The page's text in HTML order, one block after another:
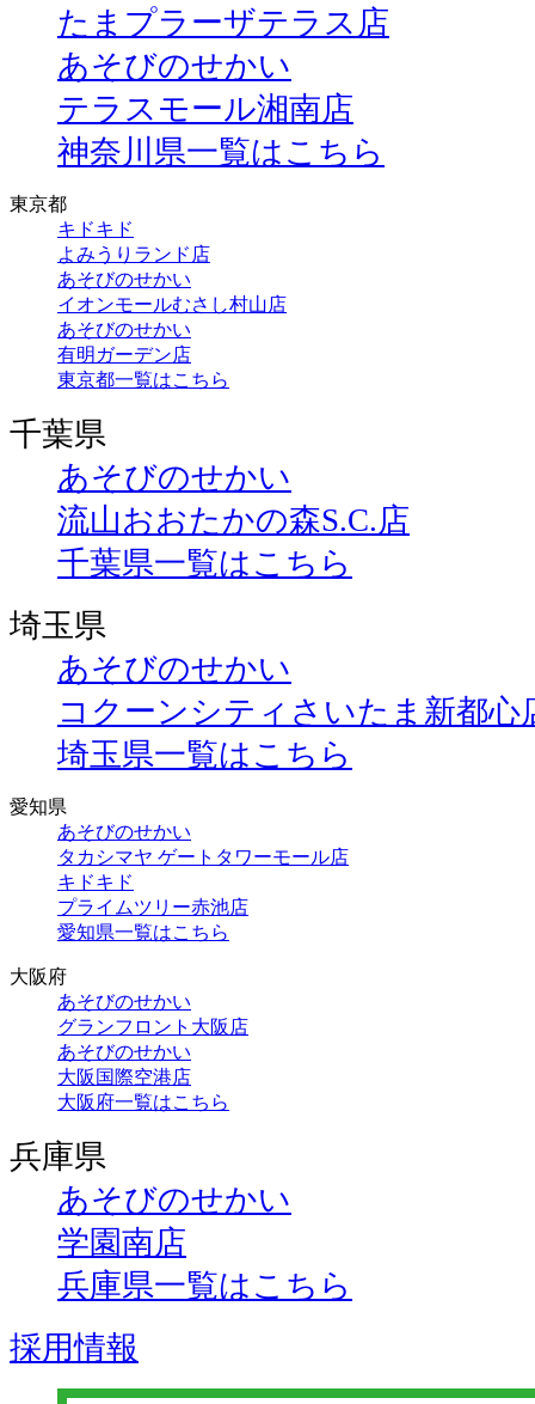
たまプラーザテラス店
あそびのせかい
テラスモール湘南店
神奈川県一覧はこちら
東京都
キドキド
よみうりランド店
あそびのせかい
イオンモールむさし村山店
あそびのせかい
有明ガーデン店
東京都一覧はこちら
千葉県
あそびのせかい
流山おおたかの森S.C.店
千葉県一覧はこちら
埼玉県
あそびのせかい
コクーンシティさいたま新都心
埼玉県一覧はこちら
愛知県
あそびのせかい
タカシマヤ ゲートタワーモール店
キドキド
プライムツリー赤池店
愛知県一覧はこちら
大阪府
あそびのせかい
グランフロント大阪店
あそびのせかい
大阪国際空港店
大阪府一覧はこちら
兵庫県
あそびのせかい
学園南店
兵庫県一覧はこちら
採用情報